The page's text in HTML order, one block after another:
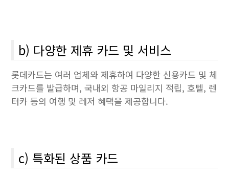
b) 다양한 제휴 카드 및 서비스
롯데카드는 여러 업체와 제휴하여 다양한 신용카드 및 체
크카드를 발급하며, 국내외 항공 마일리지 적립, 호텔, 렌
터카 등의 여행 및 레저 혜택을 제공합니다.
c) 특화된 상품 카드